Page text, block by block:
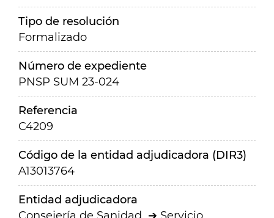
Tipo de resolución
Formalizado
Número de expediente
PNSP SUM 23-024
Referencia
C4209
Código de la entidad adjudicadora (DIR3)
A13013764
Entidad adjudicadora